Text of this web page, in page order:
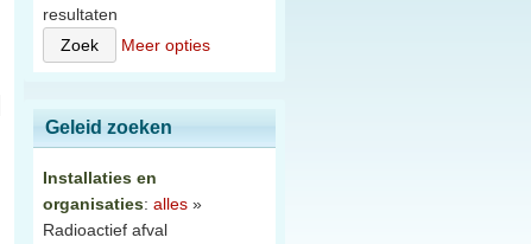
resultaten
Meer opties
Geleid zoeken
Installaties en
organisaties: alles »
Radioactief afval